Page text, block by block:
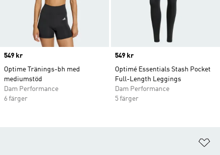
Price
549 kr
Optime Tränings-bh med
mediumstöd
Dam Performance
6 färger
Price
549 kr
Optimé Essentials Stash Pocket
Full-Length Leggings
Dam Performance
5 färger